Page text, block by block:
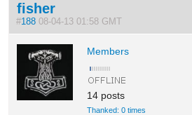
fisher
#188 08-04-13 01:58 GMT
Members
14 posts
Thanked: 0 times